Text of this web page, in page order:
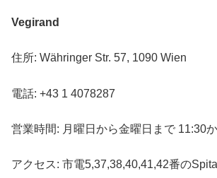
Vegirand
住所: Währinger Str. 57, 1090 Wien
電話: +43 1 4078287
営業時間: 月曜日から金曜日まで 11:30
アクセス: 市電5,37,38,40,41,42番の